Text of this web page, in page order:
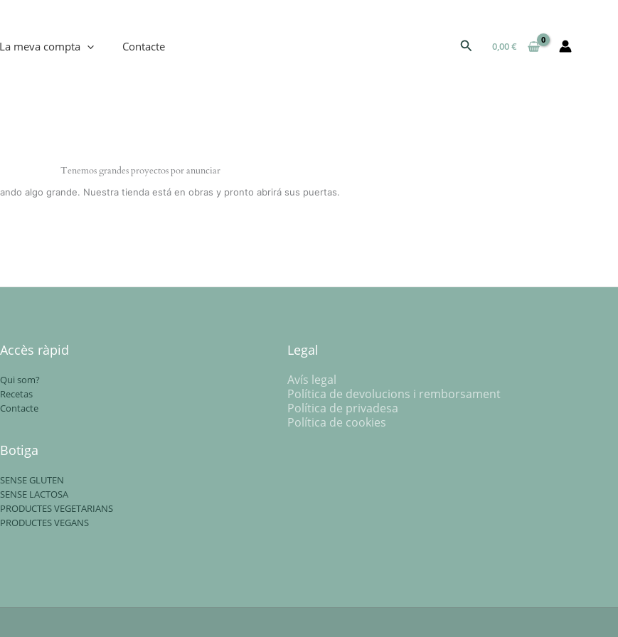
La meva compta Contacte Buscar0,00€
Tenemos grandes proyectos por anunciar
algo grande. Nuestra tienda está en obras y pronto abrirá sus puertas.
Accès ràpid
Qui som?
Recetas
Contacte
Botiga
SENSE GLUTEN
SENSE LACTOSA
PRODUCTES VEGETARIANS
PRODUCTES VEGANS
Legal
Avís legal
Política de devolucions i remborsament
Política de privadesa
Política de cookies